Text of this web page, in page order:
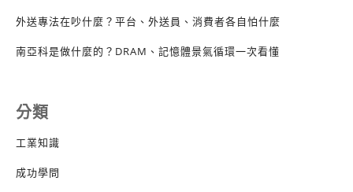
外送專法在吵什麼？平台、外送員、消費者各自怕什麼
南亞科是做什麼的？DRAM、記憶體景氣循環一次看懂
分類
工業知識
成功學問